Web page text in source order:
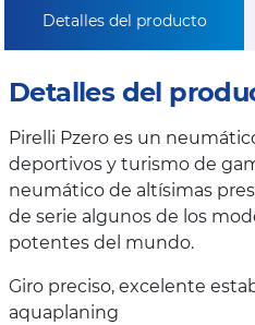
Detalles del producto
Detalles del
Pirelli Pzero es un
deportivos y turismo de
neumático de altísimas
de serie algunos de los
potentes del mundo.
Giro preciso, excelente
aquaplaning